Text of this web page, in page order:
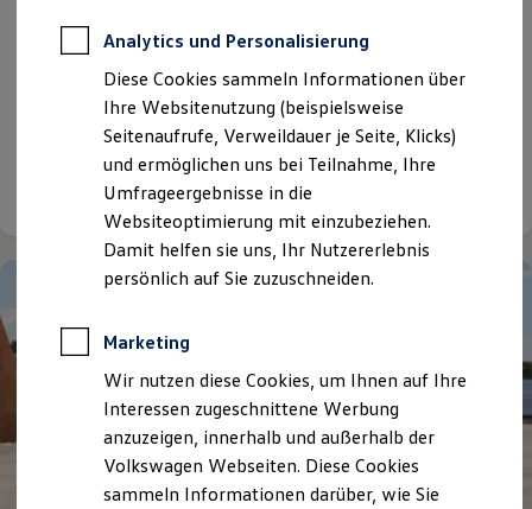
Professional Class bei Volkswagen
Behörden
Direktkunden
Sonderfahrzeuge
Anpfiff zum Gewinn
Elektromobilität
Elektroautos
ID. Tutorials
Elektrofahrzeugkonzepte
ID. EVERY1
Reichweite
Rekuperation
Laden unterwegs
Laden Zuhause
Ladestationen finden
Ladezeitensimulator
Batterie
Sicherheit
Der Tiguan ENERGY
Ab 297,50 €mtl. leasen | 4.000,00 € Sonderzahlung | 48
Monate Laufzeit | Jährliche Fahrleistung: 10.000 km
Details ansehen
Analytics und Personalisierung
Diese Cookies sammeln Informationen über
Ihre Websitenutzung (beispielsweise
Seitenaufrufe, Verweildauer je Seite, Klicks)
und ermöglichen uns bei Teilnahme, Ihre
Umfrageergebnisse in die
Websiteoptimierung mit einzubeziehen.
Damit helfen sie uns, Ihr Nutzererlebnis
persönlich auf Sie zuzuschneiden.
Marketing
Wir nutzen diese Cookies, um Ihnen auf Ihre
Interessen zugeschnittene Werbung
anzuzeigen, innerhalb und außerhalb der
Volkswagen Webseiten. Diese Cookies
sammeln Informationen darüber, wie Sie